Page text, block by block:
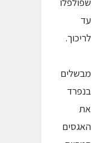
עד
לריכוך.
מבשלים
בנפרד
את
האגסים